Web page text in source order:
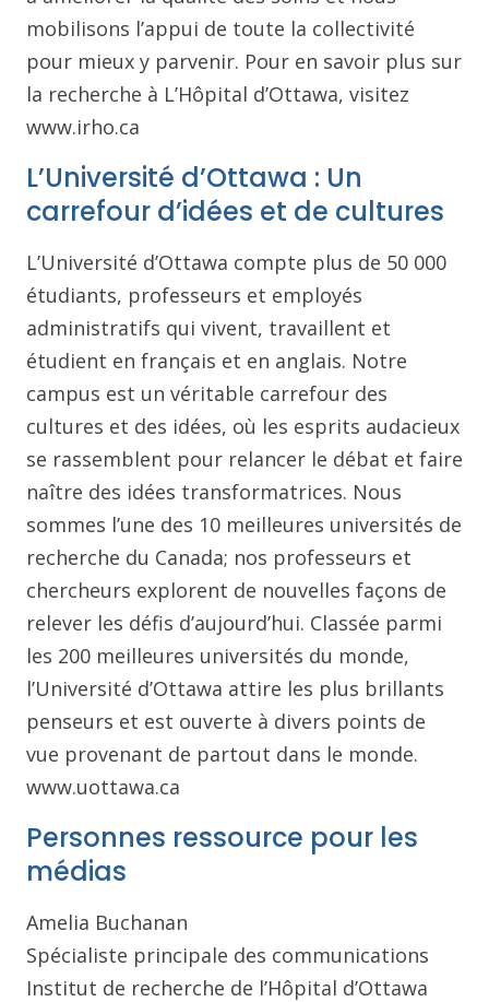
mobilisons l’appui de toute la collectivité
pour mieux y parvenir. Pour en savoir plus sur
la recherche à L’Hôpital d’Ottawa, visitez
www.irho.ca
L’Université d’Ottawa : Un
carrefour d’idées et de cultures
L’Université d’Ottawa compte plus de 50 000
étudiants, professeurs et employés
administratifs qui vivent, travaillent et
étudient en français et en anglais. Notre
campus est un véritable carrefour des
cultures et des idées, où les esprits audacieux
se rassemblent pour relancer le débat et faire
naître des idées transformatrices. Nous
sommes l’une des 10 meilleures universités de
recherche du Canada; nos professeurs et
chercheurs explorent de nouvelles façons de
relever les défis d’aujourd’hui. Classée parmi
les 200 meilleures universités du monde,
l’Université d’Ottawa attire les plus brillants
penseurs et est ouverte à divers points de
vue provenant de partout dans le monde.
www.uottawa.ca
Personnes ressource pour les
médias
Amelia Buchanan
Spécialiste principale des communications
Institut de recherche de l’Hôpital d’Ottawa